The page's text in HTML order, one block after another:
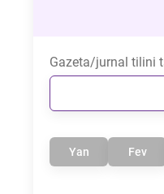
Gazeta/jurnal tilini
Yan Fev